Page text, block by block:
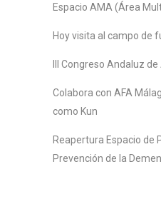
Espacio AMA (Área
Hoy visita al campo de
III Congreso Andaluz
Colabora con AFA
como Kun
Reapertura Espacio de
Prevención de la